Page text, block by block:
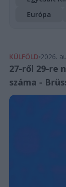
Európa
KÜLFÖLD 2026.
27-ről 29-re
száma -